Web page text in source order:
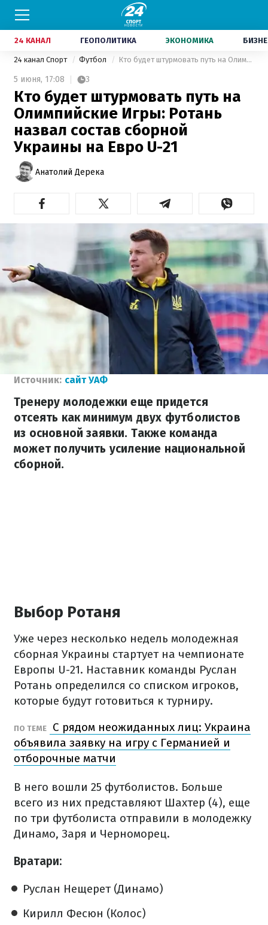
24 КАНАЛ ГЕОПОЛИТИКА ЭКОНОМИКА
24 канал Спорт Футбол Кто будет штурмовать путь на Олимпийские Игры: Ротань назвал состав сборной Украины на Евро U-21
5 июня, 17:08 3
Кто будет штурмовать путь на
Олимпийские Игры: Ротань
назвал состав сборной
Украины на Евро U-21
Анатолий Дерека
Источник: сайт УАФ
Тренеру молодежки еще придется
отсеять как минимум двух футболистов
из основной заявки. Также команда
может получить усиление национальной
сборной.
Выбор Ротаня
Уже через несколько недель молодежная
сборная Украины стартует на чемпионате
Европы U-21. Наставник команды Руслан
Ротань определился со списком игроков,
которые будут готовиться к турниру.
ПО ТЕМЕ
С рядом неожиданных лиц: Украина
объявила заявку на игру с Германией и
отборочные матчи
В него вошли 25 футболистов. Больше
всего из них представляют Шахтер (4), еще
по три футболиста отправили в молодежку
Динамо, Заря и Черноморец.
Вратари:
Руслан Нещерет (Динамо)
Кирилл Фесюн (Колос)